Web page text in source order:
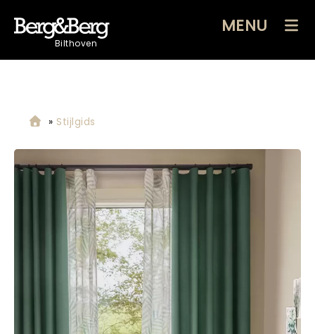
Bilthoven
MENU
» Stijlgids